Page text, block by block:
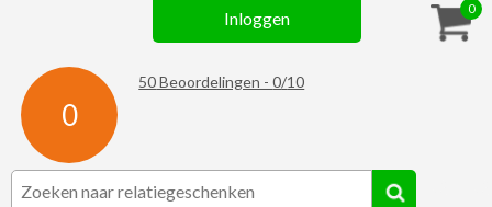
0
Inloggen
0
50Beoordelingen -0/10
Assortiment
Contact
☆ Prijsknallers ☆